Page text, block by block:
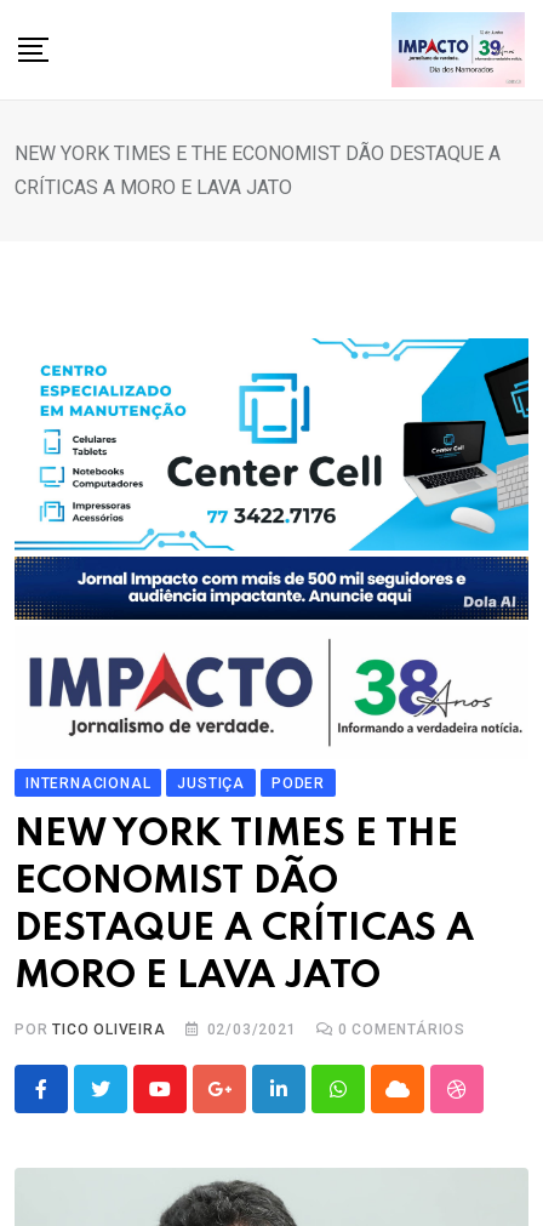
NEW YORK TIMES E THE ECONOMIST DÃO DESTAQUE A
CRÍTICAS A MORO E LAVA JATO
INTERNACIONAL JUSTIÇA PODER
NEW YORK TIMES E THE
ECONOMIST DÃO
DESTAQUE A CRÍTICAS A
MORO E LAVA JATO
PORTICO OLIVEIRA 02/03/2021 0 COMENTÁRIOS
YoutubeGoogle+LinkedInWhatsappCloud